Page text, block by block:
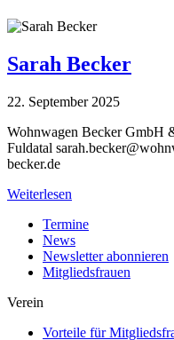
Sarah Becker
22. September 2025
Wohnwagen Becker GmbH
Fuldatal
becker.de
Weiterlesen
Termine
News
Newsletter abonnieren
Mitgliedsfrauen
Verein
Vorteile für